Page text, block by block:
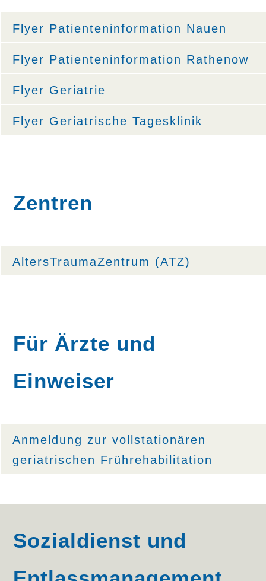
Flyer Patienteninformation Nauen
Flyer Patienteninformation Rathenow
Flyer Geriatrie
Flyer Geriatrische Tagesklinik
Zentren
AltersTraumaZentrum (ATZ)
Für Ärzte und
Einweiser
Anmeldung zur vollstationären
geriatrischen Frührehabilitation
Sozialdienst und